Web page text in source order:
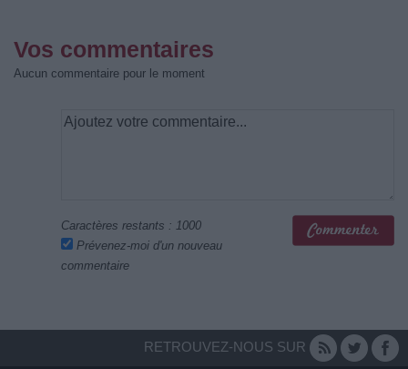
Vos commentaires
Aucun commentaire pour le moment
Caractères restants : 1000
Prévenez-moi d'un nouveau
commentaire
RETROUVEZ-NOUS SUR